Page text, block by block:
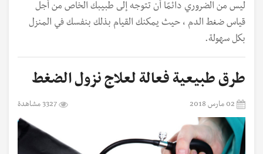
ليس من الضروري دائمًا أن تتوجه إلى طبيبك الخاص من أجل
قياس ضغط الدم ، حيث يمكنك القيام بذلك بنفسك في المنزل
بكل سهولة.
طرق طبيعية فعالة لعلاج نزول الضغط
02 مارس 2018 3327 مشاهدة